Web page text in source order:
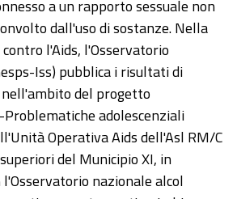
a un rapporto sessuale non
dall'uso di sostanze. Nella
l'Aids, l'Osservatorio
Iss) pubblica i risultati di
del progetto
Problematiche adolescenziali
Operativa Aids dell'Asl RM/C
del Municipio XI, in
nazionale alcol